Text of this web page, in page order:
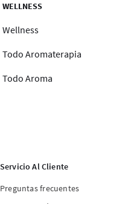
WELLNESS
Wellness
Todo Aromaterapia
Todo Aroma
Servicio Al Cliente
Preguntas frecuentes